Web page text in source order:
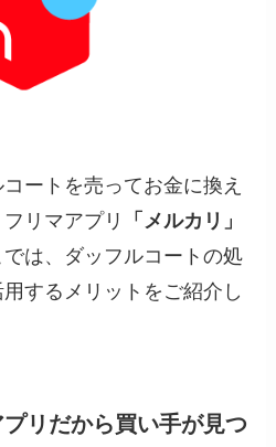
ートを売ってお金に換え
リマアプリ
「メルカリ」
は、ダッフルコートの処
するメリットをご紹介し
リだから買い手が見つ